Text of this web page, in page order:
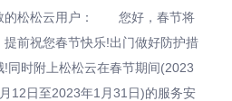
的松松云用户： 您好，春节将
提前祝您春节快乐!出门做好防护措
!同时附上松松云在春节期间(2023
12日至2023年1月31日)的服务安